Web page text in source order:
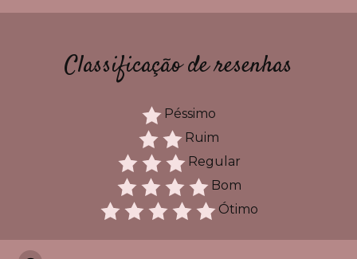
Classificação de resenhas
Péssimo
Ruim
Regular
Bom
Ótimo